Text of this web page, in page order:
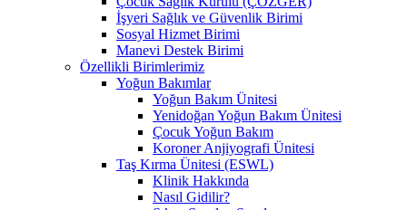
İşyeri Sağlık ve Güvenlik Birimi
Sosyal Hizmet Birimi
Manevi Destek Birimi
Özellikli Birimlerimiz
Yoğun Bakımlar
Yoğun Bakım Ünitesi
Yenidoğan Yoğun Bakım Ünitesi
Çocuk Yoğun Bakım
Koroner Anjiyografi Ünitesi
Taş Kırma Ünitesi (ESWL)
Klinik Hakkında
Nasıl Gidilir?